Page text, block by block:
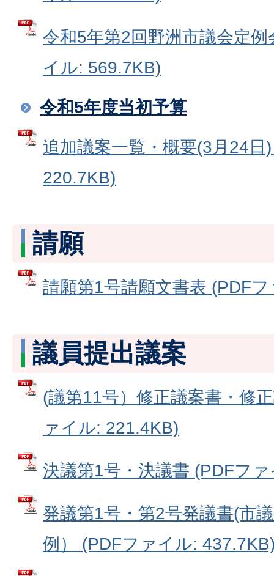
令和5年第2回野洲市議会定
イル: 569.7KB)
令和5年度当初予算
追加議案一覧・概要(3月24日
220.7KB)
請願
請願第1号請願文書表 (PDF
議員提出議案
(議第11号）修正議案書・修
ァイル: 221.4KB)
決議第1号・決議書 (PDFフ
発議第1号・第2号発議書(市
例） (PDFファイル: